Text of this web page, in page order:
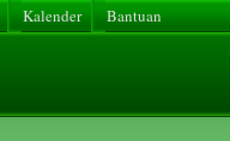
Kalender Bantuan